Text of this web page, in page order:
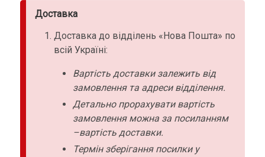
Доставка
Доставка до відділень «Нова Пошта» по
всій Україні:
Вартість доставки залежить від
замовлення та адреси відділення.
Детально прорахувати вартість
замовлення можна за посиланням
–вартість доставки.
Термін зберігання посилки у